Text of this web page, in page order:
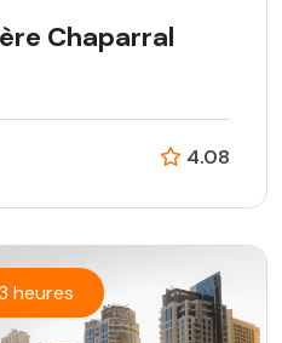
Chaparral
4.08
heures